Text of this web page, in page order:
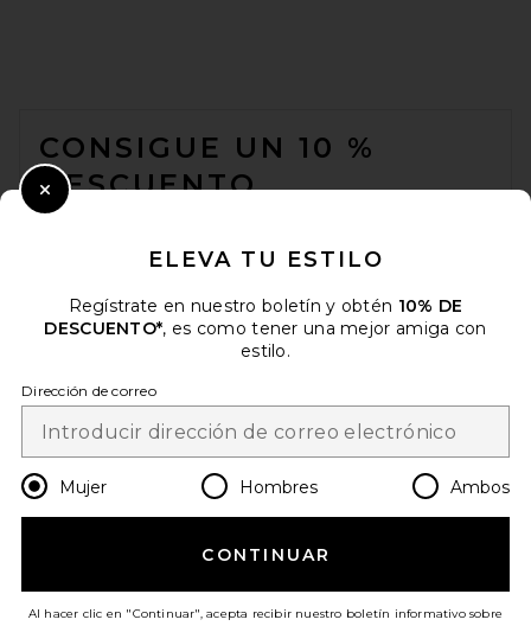
CONSIGUE UN 10 %
DESCUENTO
electrónico. Puede retirarse en cualquier momento.
Email Address
Change Country Regions
es USD
¡AYÚDANOS A MEJORAR!
ELEVA TU ESTILO
Regístrate en nuestro boletín y obtén 10% DE
DESCUENTO*, es como tener una mejor amiga con
estilo.
Dirección de correo
Mujer Hombres Ambos
CONTINUAR
Al hacer clic en "Continuar", acepta recibir nuestro boletín informativo sobre
Close Modal